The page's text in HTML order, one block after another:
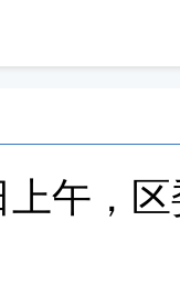
午，